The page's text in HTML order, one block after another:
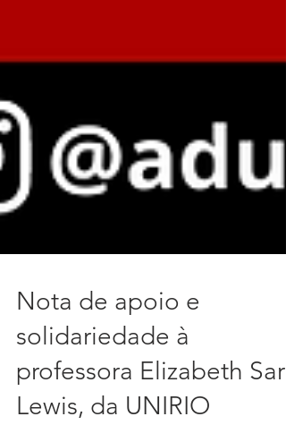
Nota de apoio e
solidariedade à